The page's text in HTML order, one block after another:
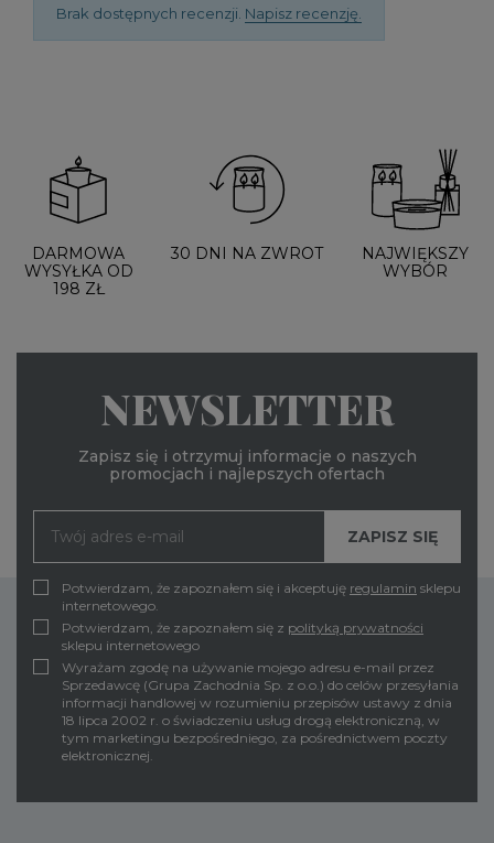
Brak dostępnych recenzji. Napisz recenzję.
DARMOWA
WYSYŁKA OD
198 ZŁ
30 DNI NA ZWROT
NAJWIĘKSZY
WYBÓR
NEWSLETTER
Zapisz się i otrzymuj informacje o naszych
promocjach i najlepszych ofertach
Potwierdzam, że zapoznałem się i akceptuję regulamin sklepu
internetowego.
Potwierdzam, że zapoznałem się z polityką prywatności
sklepu internetowego
Wyrażam zgodę na używanie mojego adresu e-mail przez
Sprzedawcę (Grupa Zachodnia Sp. z o.o.) do celów przesyłania
informacji handlowej w rozumieniu przepisów ustawy z dnia
18 lipca 2002 r. o świadczeniu usług drogą elektroniczną, w
tym marketingu bezpośredniego, za pośrednictwem poczty
elektronicznej.